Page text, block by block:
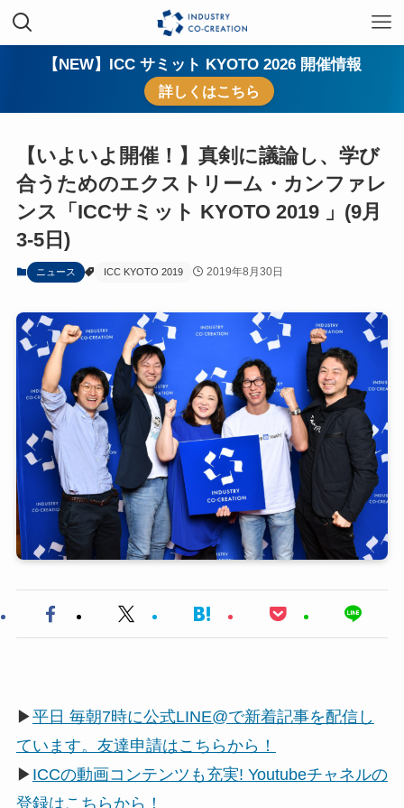
【NEW】ICC サミット KYOTO 2026 開催情報
詳しくはこちら
【いよいよ開催！】真剣に議論し、学び
合うためのエクストリーム・カンファレ
ンス「ICCサミット KYOTO 2019 」(9月
3-5日)
ニュース ICC KYOTO 2019 2019年8月30日
▶平日 毎朝7時に公式LINE@で新着記事を配信し
ています。友達申請はこちらから！
▶ ICCの動画コンテンツも充実! Youtubeチャネルの
登録はこちらから！